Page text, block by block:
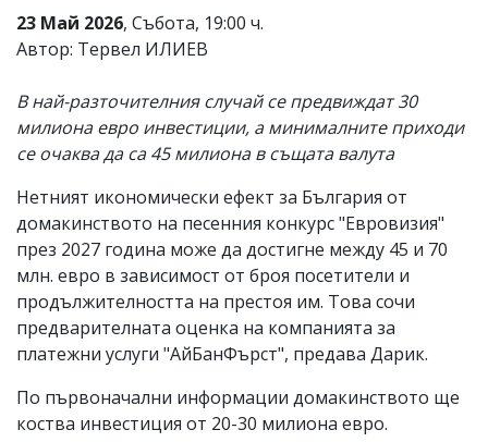
23 Май 2026, Събота, 19:00 ч.
Автор: Тервел ИЛИЕВ
В най-разточителния случай се предвиждат 30
милиона евро инвестиции, а минималните приходи
се очаква да са 45 милиона в същата валута
Нетният икономически ефект за България от
домакинството на песенния конкурс "Евровизия"
през 2027 година може да достигне между 45 и 70
млн. евро в зависимост от броя посетители и
продължителността на престоя им. Това сочи
предварителната оценка на компанията за
платежни услуги "АйБанФърст", предава Дарик.
По първоначални информации домакинството ще
коства инвестиция от 20-30 милиона евро.